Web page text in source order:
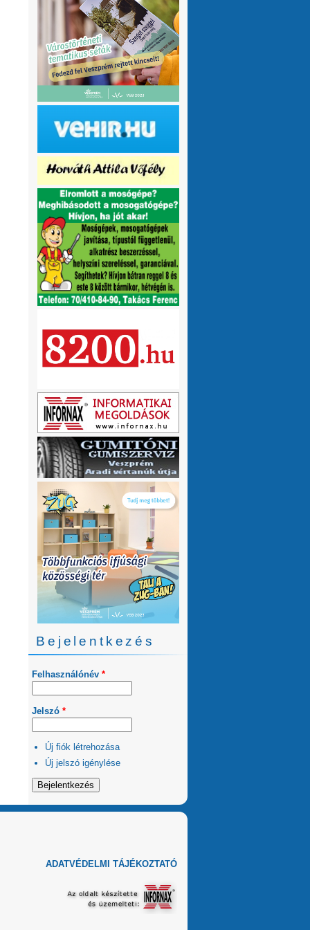
olvasnám.Üdv
10 hónap 1 hét
VMeteo-Zooltán:Remek asszisztens
Köszi az infót. Lehet mit böngészni.
1 év 2 hónap
P.Csaba:Űjra elérhetőek a honlapomon
a klíma adatok (2007-től, havi
https://tinyurl.com/24vslpzg A ChatGPT 3
perc alatt megtalálta a hibát a PHP-ben,
1 év 2 hónap
VMeteo-Zooltán Nézd már, van itt egy
üzenőfal
1 év 2 hónap
P.Csaba: 1 év 4 hónap
VMeteo-Zooltán:Hopp, meggyógyult
1 év 4 hónap
VMeteo-Zooltán:Kivételesen nem
Valami frissítés rosszul sikerült :/
1 év 4
hónap
Bejelentkezés
Felhasználónév *
Jelszó *
Új fiók létrehozása
Új jelszó igénylése
ADATVÉDELMI TÁJÉKOZTATÓ